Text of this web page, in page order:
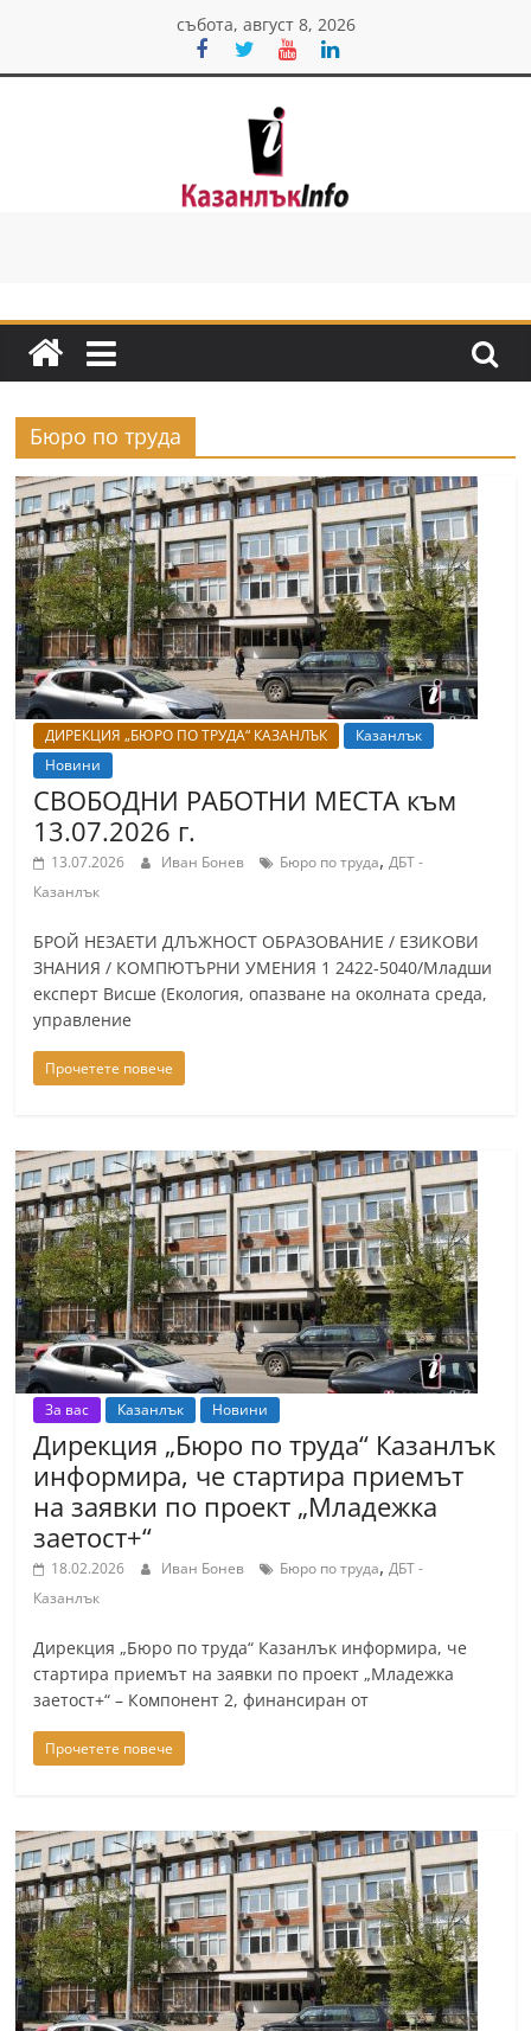
content
събота, август 8, 2026
Казанлък
Н
в
и
н
и
о
т
К
а
з
а
н
л
ъ
к
и
л
а
т
С
а
р
а
З
а
г
о
р
а
–
k
a
a
l
a
k
.
f
o
,
k
a
z
Бюро по труда
ДИРЕКЦИЯ „БЮРО ПО ТРУДА“ КАЗАНЛЪК
Казанлък
Новини
СВОБОДНИ РАБОТНИ МЕСТА към
13.07.2026 г.
13.07.2026 Иван Бонев Бюро по труда,ДБТ -
Казанлък
БРОЙ НЕЗАЕТИ ДЛЪЖНОСТ ОБРАЗОВАНИЕ / ЕЗИКОВИ
ЗНАНИЯ / КОМПЮТЪРНИ УМЕНИЯ 1 2422-5040/Младши
експерт Висше (Екология, опазване на околната среда,
управление
Прочетете повече
За вас Казанлък Новини
Дирекция „Бюро по труда“ Казанлък
информира, че стартира приемът
на заявки по проект „Младежка
заетост+“
18.02.2026 Иван Бонев Бюро по труда,ДБТ -
Казанлък
Дирекция „Бюро по труда“ Казанлък информира, че
стартира приемът на заявки по проект „Младежка
заетост+“ – Компонент 2, финансиран от
Прочетете повече